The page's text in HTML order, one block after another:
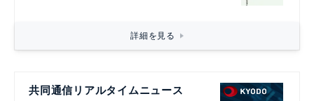
詳細を見る
共同通信リアルタイムニュース